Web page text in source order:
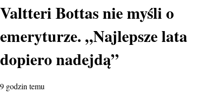
Valtteri Bottas nie myśli o
emeryturze. „Najlepsze lata
dopiero nadejdą”
9 godzin temu